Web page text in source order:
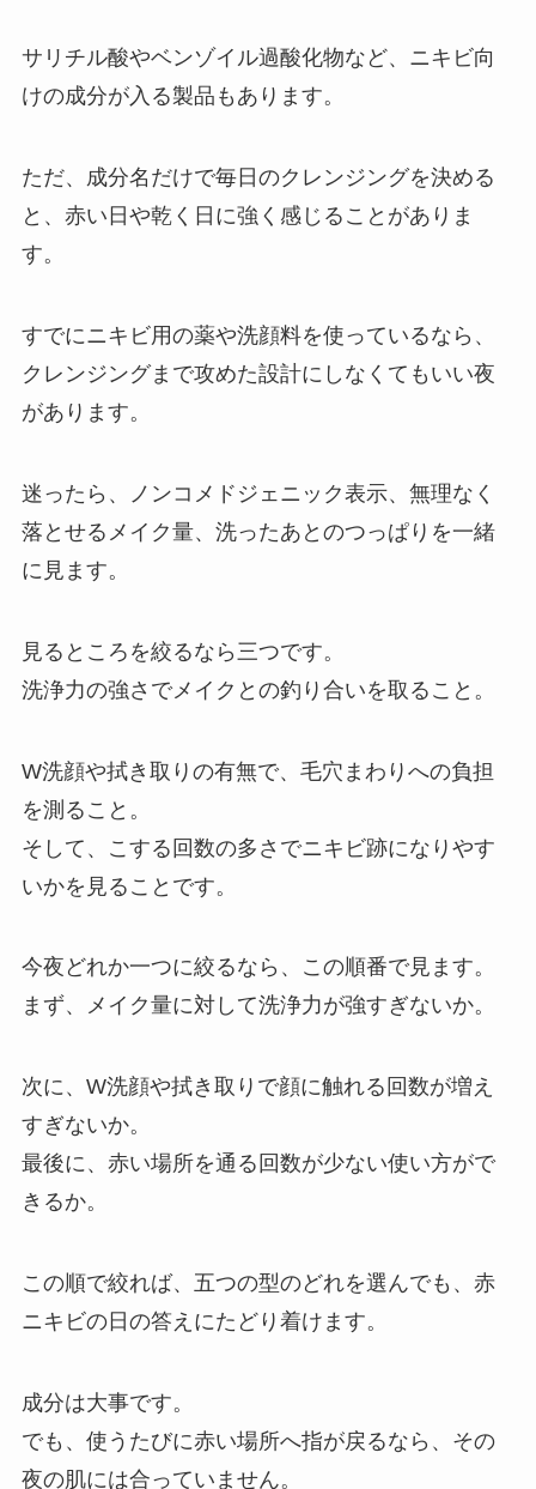
サリチル酸やベンゾイル過酸化物など、ニキビ向
けの成分が入る製品もあります。
ただ、成分名だけで毎日のクレンジングを決める
と、赤い日や乾く日に強く感じることがありま
す。
すでにニキビ用の薬や洗顔料を使っているなら、
クレンジングまで攻めた設計にしなくてもいい夜
があります。
迷ったら、ノンコメドジェニック表示、無理なく
落とせるメイク量、洗ったあとのつっぱりを一緒
に見ます。
見るところを絞るなら三つです。
洗浄力の強さでメイクとの釣り合いを取ること。
W洗顔や拭き取りの有無で、毛穴まわりへの負担
を測ること。
そして、こする回数の多さでニキビ跡になりやす
いかを見ることです。
今夜どれか一つに絞るなら、この順番で見ます。
まず、メイク量に対して洗浄力が強すぎないか。
次に、W洗顔や拭き取りで顔に触れる回数が増え
すぎないか。
最後に、赤い場所を通る回数が少ない使い方がで
きるか。
この順で絞れば、五つの型のどれを選んでも、赤
ニキビの日の答えにたどり着けます。
成分は大事です。
でも、使うたびに赤い場所へ指が戻るなら、その
夜の肌には合っていません。